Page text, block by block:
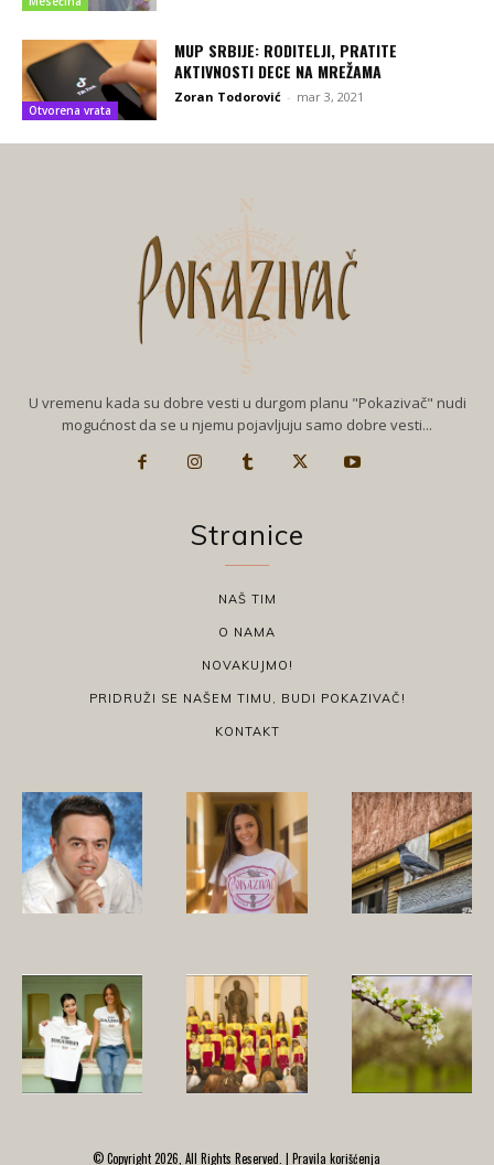
Otvorena vrata
MUP SRBIJE: RODITELJI, PRATITE
AKTIVNOSTI DECE NA MREŽAMA
Zoran Todorović - mar 3, 2021
U vremenu kada su dobre vesti u durgom planu "Pokazivač" nudi
mogućnost da se u njemu pojavljuju samo dobre vesti...
Stranice
NAŠ TIM
O NAMA
NOVAKUJMO!
PRIDRUŽI SE NAŠEM TIMU, BUDI POKAZIVAČ!
KONTAKT
© Copyright 2026, All Rights Reserved. | Pravila korišćenja